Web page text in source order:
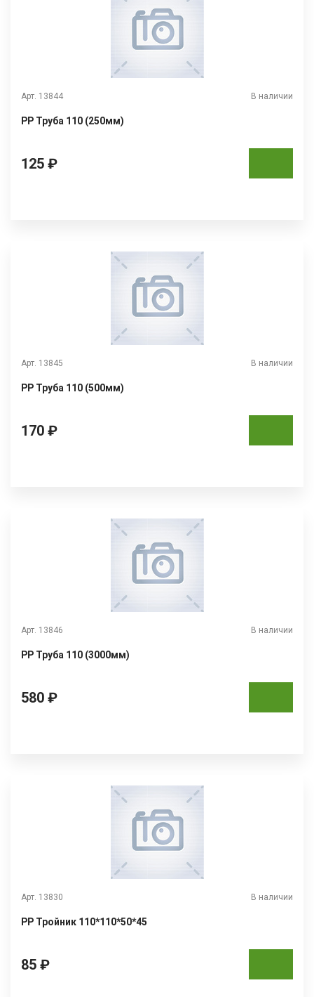
Арт. 13844 В наличии
РР Труба 110 (250мм)
125 ₽
Арт. 13845 В наличии
РР Труба 110 (500мм)
170 ₽
Арт. 13846 В наличии
РР Труба 110 (3000мм)
580 ₽
Арт. 13830 В наличии
РР Тройник 110*110*50*45
85 ₽